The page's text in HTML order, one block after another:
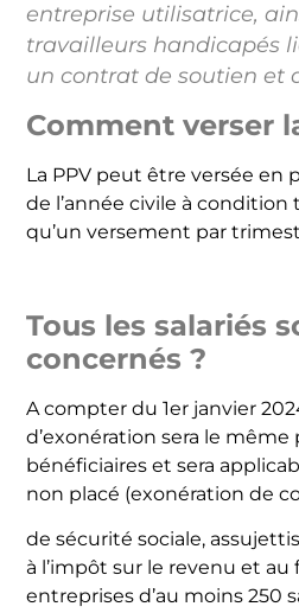
entreprise utilisatrice,
travailleurs handicapés
un contrat de soutien et
Comment verser
La PPV peut être versée en
de l’année civile à condition
qu’un versement par
Tous les salariés
concernés ?
A compter du 1er janvier
d’exonération sera le même
bénéficiaires et sera
non placé (exonération de
de sécurité sociale,
à l’impôt sur le revenu et au
entreprises d’au moins 250